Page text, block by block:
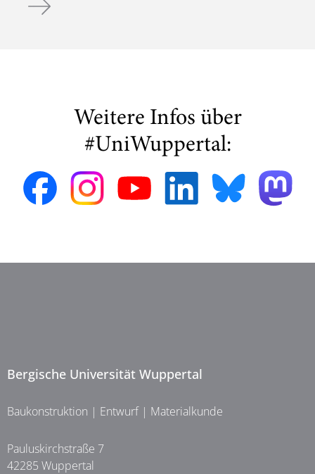
Weitere Infos über
#UniWuppertal:
Bergische Universität Wuppertal
Baukonstruktion | Entwurf | Materialkunde
Pauluskirchstraße 7
42285 Wuppertal